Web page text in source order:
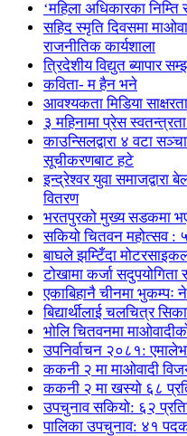
‘महिला अधिकारका
सहिद स्मृति दिवसमा
राजनीतिक कार्यशाला
त्रिदेशीय विद्युत ब्यापार
कविता- म हैन भने
आवश्यकता मिडिया
३ महिनामा प्रेस
काउन्सिलद्वारा ४ वटा
सूचीकरणबाट हटे
इन्द्रेश्वर युवा समाजद्वारा
वितरण
भरतपुरको मुख्य सडकमा
सकियो चितवन महोत्सव :
बाघले झम्टिँदा
टोखामा कर्जा सदुपयोगिता
एकाबिहानै चीनमा
बिद्यार्थीलाई चलचित्र
भोलि चितवनमा
उपनिर्वाचन २०८१:
ककनी २ मा माओवादी
ककनी २ मा खस्यो ६८
उपचुनाव सकियो: ६२
पालिका उपचुनाव: ४१